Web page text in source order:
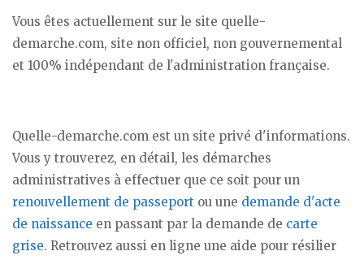
Vous êtes actuellement sur le site quelle-
demarche.com, site non officiel, non gouvernemental
et 100% indépendant de l'administration française.
Quelle-demarche.com est un site privé d'informations.
Vous y trouverez, en détail, les démarches
administratives à effectuer que ce soit pour un
renouvellement de passeport ou une demande d'acte
de naissance en passant par la demande de carte
grise. Retrouvez aussi en ligne une aide pour résilier